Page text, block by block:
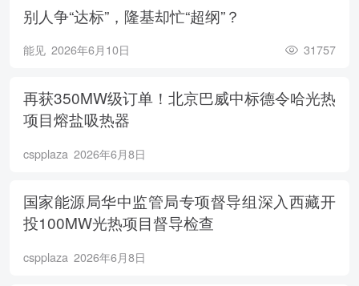
别人争“达标”，隆基却忙“超纲”？
能见 2026年6月10日 31757
再获350MW级订单！北京巴威中标德令哈光热
项目熔盐吸热器
cspplaza 2026年6月8日
国家能源局华中监管局专项督导组深入西藏开
投100MW光热项目督导检查
cspplaza 2026年6月8日